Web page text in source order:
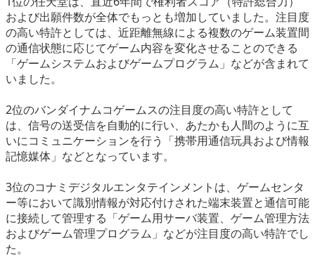
および出願件数が全体でもっとも増加していました。注目度
の高い特許としては、近距離無線による複数のゲーム装置間
の通信状態に応じてゲーム内容を変化させることのできる
「ゲームシステムおよびゲームプログラム」などが含まれて
いました。
2位のバンダイナムコゲームスの注目度の高い特許として
は、信号の送受信を自動的に行い、あたかも人間のように互
いにコミュニケーションを行う「携帯用通信玩具および情報
記憶媒体」などとなっています。
3位のコナミデジタルエンタテインメントは、ゲームセンタ
ー等において識別情報が対応付けされた端末装置と通信可能
に接続して管理する「ゲーム用サーバ装置、ゲーム管理方法
およびゲーム管理プログラム」などが注目度の高い特許でし
た。